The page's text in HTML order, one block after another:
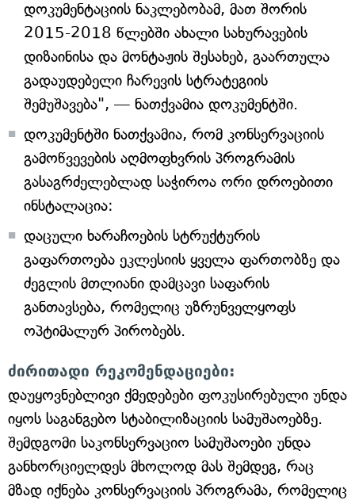
დოკუმენტაციის ნაკლებობამ, მათ შორის
2015-2018 წლებში ახალი სახურავების
დიზაინისა და მონტაჟის შესახებ, გაართულა
გადაუდებელი ჩარევის სტრატეგიის
შემუშავება", — ნათქვამია დოკუმენტში.
დოკუმენტში ნათქვამია, რომ კონსერვაციის
გამოწვევების აღმოფხვრის პროგრამის
გასაგრძელებლად საჭიროა ორი დროებითი
ინსტალაცია:
დაცული ხარაჩოების სტრუქტურის
გაფართოება ეკლესიის ყველა ფართობზე და
ძეგლის მთლიანი დამცავი საფარის
განთავსება, რომელიც უზრუნველყოფს
ოპტიმალურ პირობებს.
ძირითადი რეკომენდაციები:
დაუყოვნებლივი ქმედებები ფოკუსირებული უნდა
იყოს საგანგებო სტაბილიზაციის სამუშაოებზე.
შემდგომი საკონსერვაციო სამუშაოები უნდა
განხორციელდეს მხოლოდ მას შემდეგ, რაც
მზად იქნება კონსერვაციის პროგრამა, რომელიც